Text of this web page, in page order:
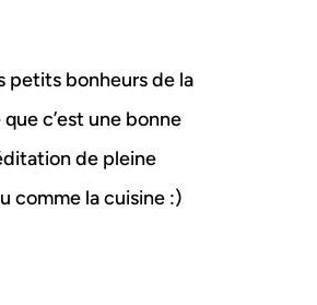
petits bonheurs de la
c’est une bonne
de pleine
comme la cuisine :)